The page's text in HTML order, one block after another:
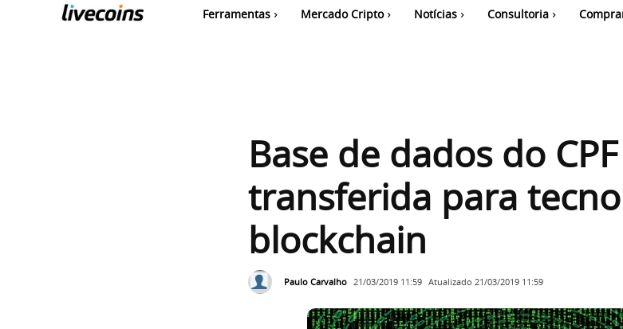
Ferramentas Mercado Cripto Notícias Consultoria
Base de dados do
transferida para
blockchain
Paulo Carvalho 21/03/2019 11:59 Atualizado 21/03/2019 11:59